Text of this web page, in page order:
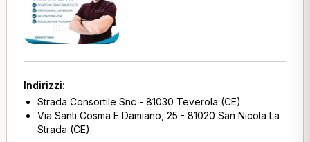
Indirizzi:
Strada Consortile Snc - 81030 Teverola (CE)
Via Santi Cosma E Damiano, 25 - 81020 San Nicola La
Strada (CE)